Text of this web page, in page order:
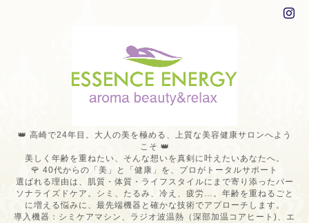
👑 高崎で24年目。大人の美を極める、上質な美容健康サロンへよう
こそ 👑
美しく年齢を重ねたい、そんな想いを真剣に叶えたいあなたへ。
🌹 40代からの「美」と「健康」を、プロがトータルサポート
選ばれる理由は、肌質・体質・ライフスタイルにまで寄り添ったパー
ソナライズドケア。シミ、たるみ、冷え、疲労…。年齢を重ねるごと
に増える悩みに、最先端機器と確かな技術でアプローチします。
導入機器：シミケアマシン、ラジオ波温熱（深部加温コアヒート)、エ